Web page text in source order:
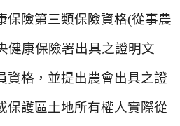
保險第三類保險資格(從事農
健康保險署出具之證明文
資格，並提出農會出具之證
保護區土地所有權人實際從